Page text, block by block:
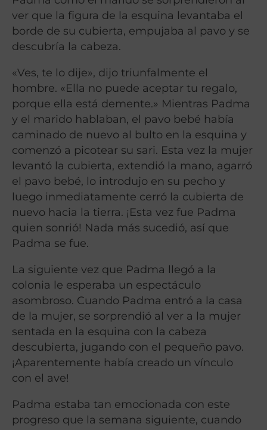
ver que la figura de la esquina levantaba el
borde de su cubierta, empujaba al pavo y se
descubría la cabeza.
«Ves, te lo dije», dijo triunfalmente el
hombre. «Ella no puede aceptar tu regalo,
porque ella está demente.» Mientras Padma
y el marido hablaban, el pavo bebé había
caminado de nuevo al bulto en la esquina y
comenzó a picotear su sari. Esta vez la mujer
levantó la cubierta, extendió la mano, agarró
el pavo bebé, lo introdujo en su pecho y
luego inmediatamente cerró la cubierta de
nuevo hacia la tierra. ¡Esta vez fue Padma
quien sonrió! Nada más sucedió, así que
Padma se fue.
La siguiente vez que Padma llegó a la
colonia le esperaba un espectáculo
asombroso. Cuando Padma entró a la casa
de la mujer, se sorprendió al ver a la mujer
sentada en la esquina con la cabeza
descubierta, jugando con el pequeño pavo.
¡Aparentemente había creado un vínculo
con el ave!
Padma estaba tan emocionada con este
progreso que la semana siguiente, cuando